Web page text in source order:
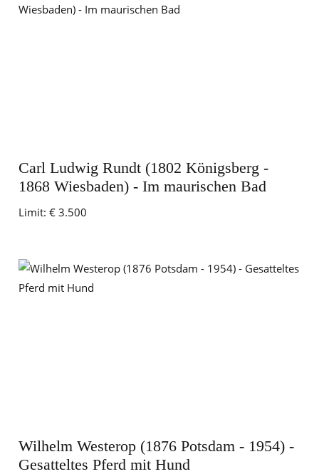
Carl Ludwig Rundt (1802 Königsberg -
1868 Wiesbaden) - Im maurischen Bad
Limit: € 3.500
Wilhelm Westerop (1876 Potsdam - 1954) -
Gesatteltes Pferd mit Hund